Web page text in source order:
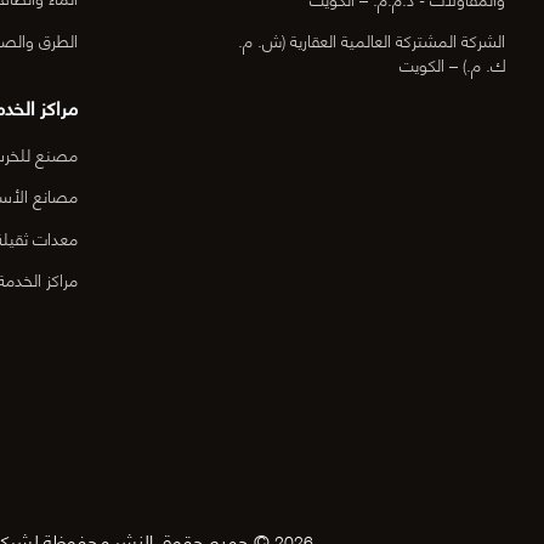
الشركة المشتركة العالمية العقارية (ش. م.
ك. م.) – الكويت
الطرق
مراكز
مصنع
مصانع
معدات
مراكز